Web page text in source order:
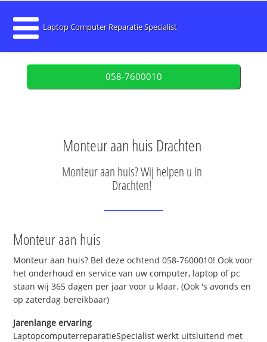
Laptop Computer Reparatie Specialist
058-7600010
Monteur aan huis Drachten
Monteur aan huis? Wij helpen u in
Drachten!
Monteur aan huis
Monteur aan huis? Bel deze ochtend 058-7600010! Ook voor
het onderhoud en service van uw computer, laptop of pc
staan wij 365 dagen per jaar voor u klaar. (Ook 's avonds en
op zaterdag bereikbaar)
Jarenlange ervaring
LaptopcomputerreparatieSpecialist werkt uitsluitend met